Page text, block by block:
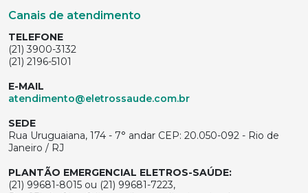
Canais de atendimento
TELEFONE
(21) 3900-3132
(21) 2196-5101
E-MAIL
atendimento@eletrossaude.com.br
SEDE
Rua Uruguaiana, 174 - 7° andar CEP: 20.050-092 - Rio de
Janeiro / RJ
PLANTÃO EMERGENCIAL ELETROS-SAÚDE:
(21) 99681-8015 ou (21) 99681-7223,